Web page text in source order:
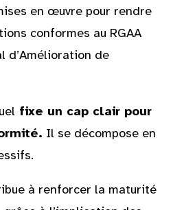
en œuvre pour rendre
conformes au RGAA
d’Amélioration de
fixe un cap clair pour
Il se décompose en
à renforcer la maturité